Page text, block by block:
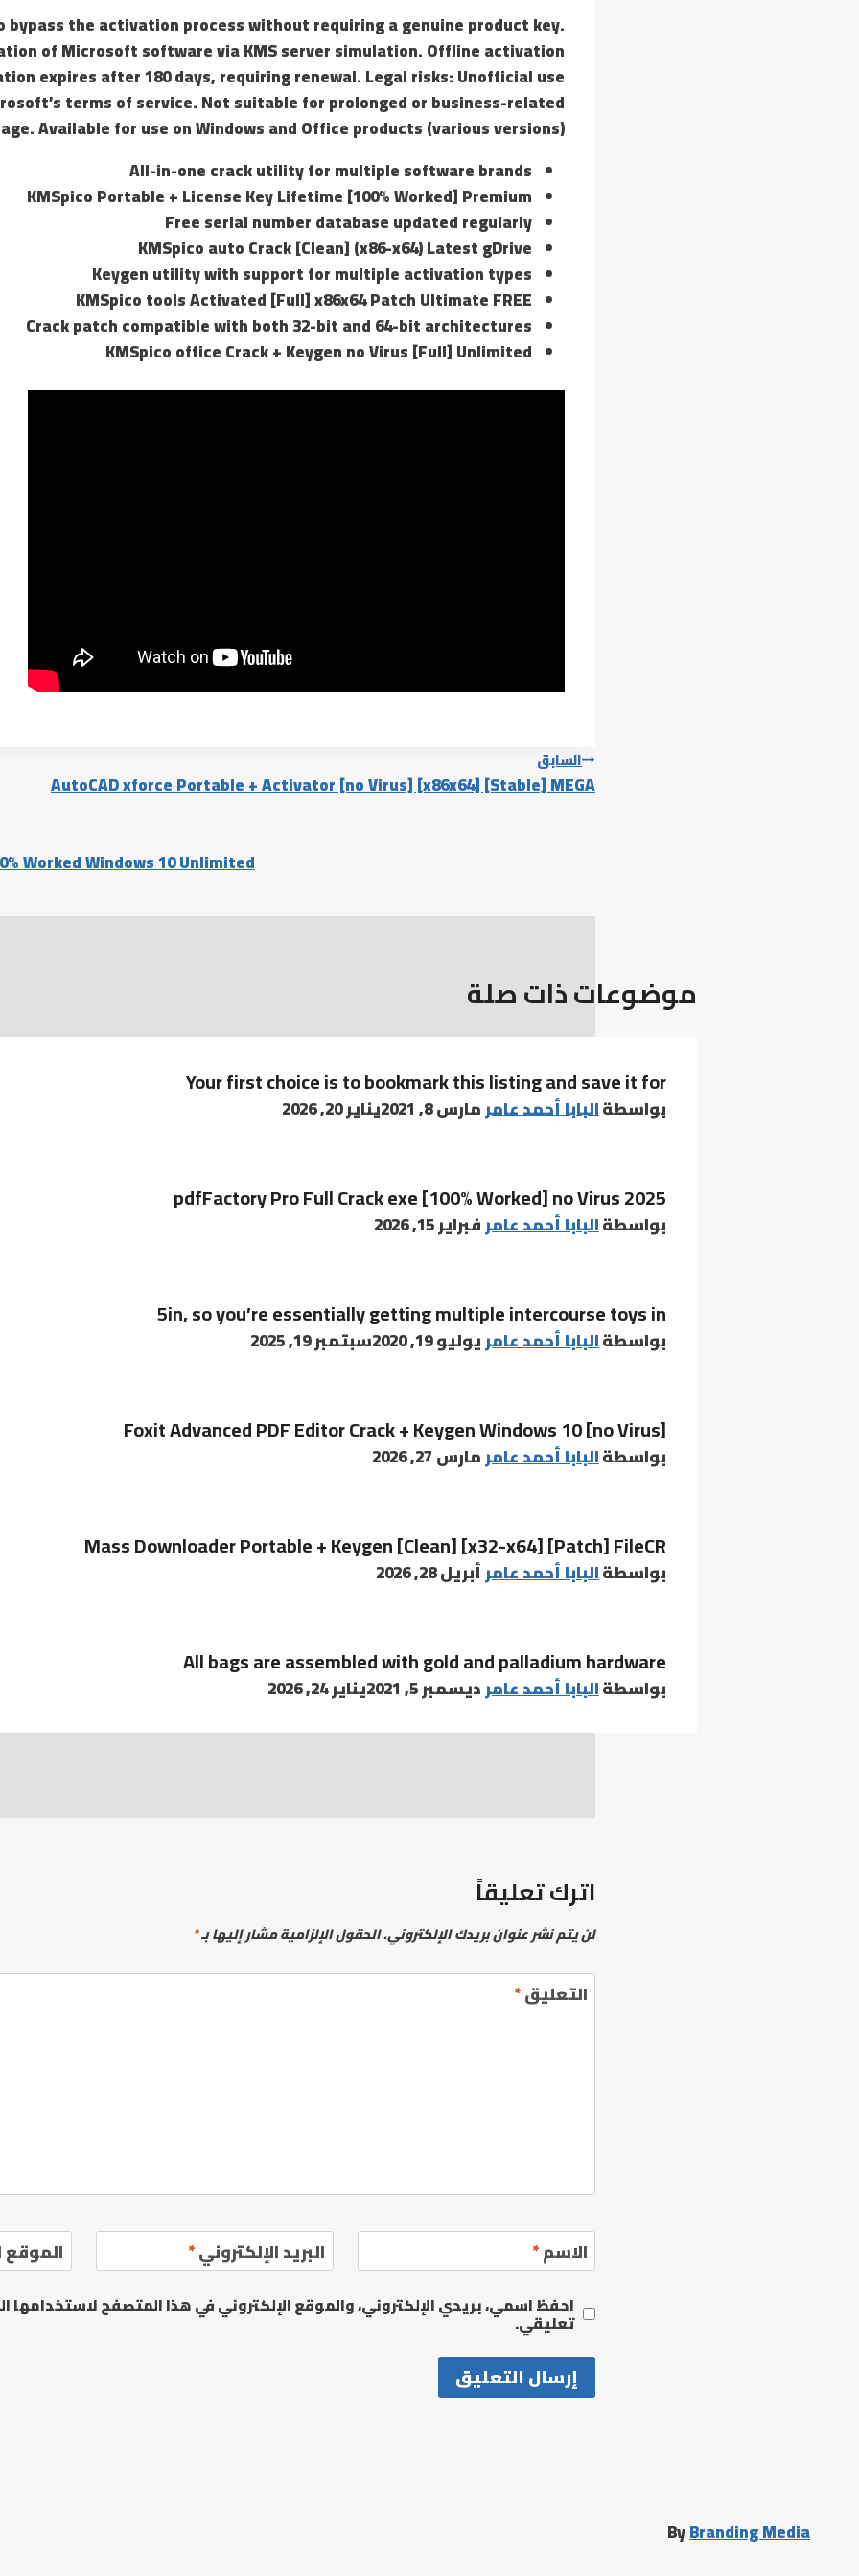
bypass the activation process without requiring a genuine product key.
of Microsoft software via KMS server simulation. Offline activation
expires after 180 days, requiring renewal. Legal risks: Unofficial use
terms of service. Not suitable for prolonged or business-related
Available for use on Windows and Office products (various versions).
All-in-one crack utility for multiple software brands
KMSpico Portable + License Key Lifetime [100% Worked] Premium
Free serial number database updated regularly
KMSpico auto Crack [Clean] (x86-x64) Latest gDrive
Keygen utility with support for multiple activation types
KMSpico tools Activated [Full] x86x64 Patch Ultimate FREE
Crack patch compatible with both 32-bit and 64-bit architectures
KMSpico office Crack + Keygen no Virus [Full] Unlimited
تصفّح
المقالات
السابق
AutoCAD xforce Portable + Activator [no Virus] [x86x64] [Stable] MEGA
Worked Windows 10 Unlimited
موضوعات ذات صلة
Your first choice is to bookmark this listing and save it for
بواسطةالبابا أحمد عامرمارس 8, 2021 يناير 20, 2026
pdfFactory Pro Full Crack exe [100% Worked] no Virus 2025
بواسطةالبابا أحمد عامرفبراير 15, 2026
5in, so you’re essentially getting multiple intercourse toys in
بواسطةالبابا أحمد عامريوليو 19, 2020 سبتمبر 19, 2025
Foxit Advanced PDF Editor Crack + Keygen Windows 10 [no Virus]
بواسطةالبابا أحمد عامرمارس 27, 2026
Mass Downloader Portable + Keygen [Clean] [x32-x64] [Patch] FileCR
بواسطةالبابا أحمد عامرأبريل 28, 2026
All bags are assembled with gold and palladium hardware
بواسطةالبابا أحمد عامرديسمبر 5, 2021 يناير 24, 2026
اترك تعليقاً
لن يتم نشر عنوان بريدك الإلكتروني.الحقول الإلزامية مشار إليها بـ*
التعليق*
الاسم* البريد الإلكتروني* الموقع
احفظ اسمي، بريدي الإلكتروني، والموقع الإلكتروني في هذا المتصفح لاستخدامها
تعليقي.
ByBranding Media